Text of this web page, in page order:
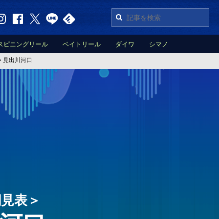
ピニングリール ベイトリール ダイワ シマノ
見出川河口
表＞